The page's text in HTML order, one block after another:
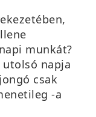
munkát?
utolsó napja
csak
-a